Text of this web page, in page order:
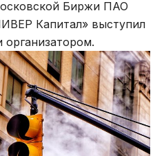
Биржи ПАО
Капитал» выступил
организатором.